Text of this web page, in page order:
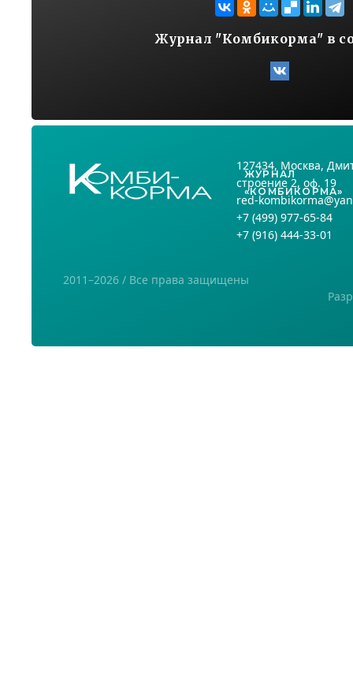
Журнал "Комбикорма" в
ЖУРНАЛ
«КОМБИКОРМА»
127434, Москва,
строение 2, оф. 19
red-
+7 (499) 977-65-84
+7 (916) 444-33-01
2011–2026 / Все права защищены